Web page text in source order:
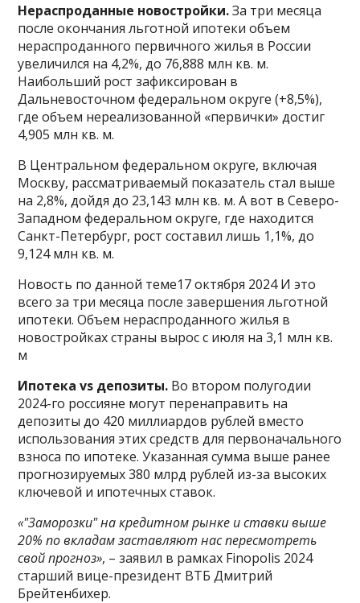
Нераспроданные новостройки.За три месяца
после окончания льготной ипотеки объем
нераспроданного первичного жилья в России
увеличился на 4,2%, до 76,888 млн кв. м.
Наибольший рост зафиксирован в
Дальневосточном федеральном округе (+8,5%),
где объем нереализованной «первички» достиг
4,905 млн кв. м.
В Центральном федеральном округе, включая
Москву, рассматриваемый показатель стал выше
на 2,8%, дойдя до 23,143 млн кв. м. А вот в Северо-
Западном федеральном округе, где находится
Санкт-Петербург, рост составил лишь 1,1%, до
9,124 млн кв. м.
Новость по данной теме17 октября 2024 И это
всего за три месяца после завершения льготной
ипотеки. Объем нераспроданного жилья в
новостройках страны вырос с июля на 3,1 млн кв.
м
Ипотека vs депозиты. Во втором полугодии
2024-го россияне могут перенаправить на
депозиты до 420 миллиардов рублей вместо
использования этих средств для первоначального
взноса по ипотеке. Указанная сумма выше ранее
прогнозируемых 380 млрд рублей из-за высоких
ключевой и ипотечных ставок.
«"Заморозки" на кредитном рынке и ставки выше
20% по вкладам заставляют нас пересмотреть
свой прогноз», – заявил в рамках Finopolis 2024
старший вице-президент ВТБ Дмитрий
Брейтенбихер.